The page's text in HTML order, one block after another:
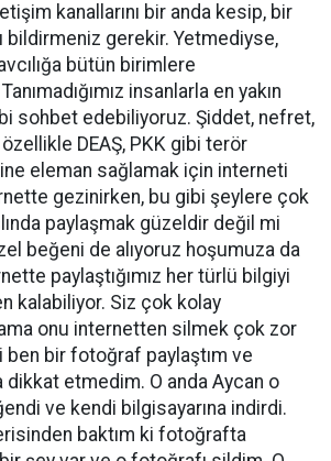
kanallarını bir anda kesip, bir
bildirmeniz gerekir. Yetmediyse,
bütün birimlere
insanlarla en yakın
sohbet edebiliyoruz. Şiddet, nefret,
özellikle DEAŞ, PKK gibi terör
eleman sağlamak için interneti
gezinirken, bu gibi şeylere çok
paylaşmak güzeldir değil mi
beğeni de alıyoruz hoşumuza da
paylaştığımız her türlü bilgiyi
kalabiliyor. Siz çok kolay
onu internetten silmek çok zor
ben bir fotoğraf paylaştım ve
etmedim. O anda Aycan o
ve kendi bilgisayarına indirdi.
baktım ki fotoğrafta